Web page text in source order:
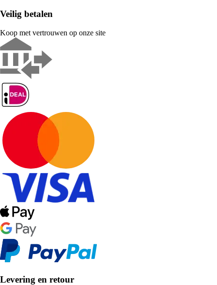
Veilig betalen
Koop met vertrouwen op onze site
Levering en retour